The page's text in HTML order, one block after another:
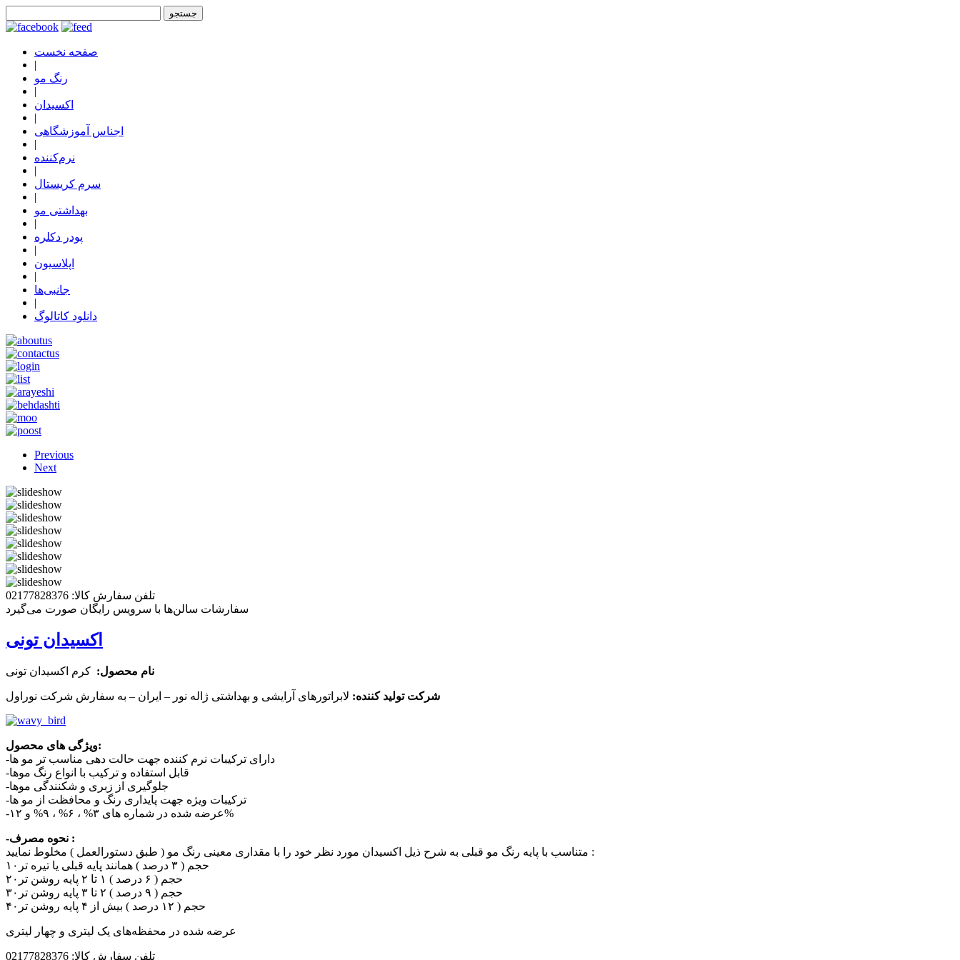
صفحه نخست
|
رنگ مو
|
اکسیدان
|
اجناس آموزشگاهی
|
نرم‌کننده
|
سرم کریستال
|
بهداشتی مو
|
پودر دکلره
|
اپلاسیون
|
جانبی‌ها
|
دانلود کاتالوگ
Previous
Next
تلفن سفارش کالا: 02177828376
سفارشات سالن‌ها با سرویس رایگان صورت می‌گیرد
اکسیدان تونی
نام محصول: کرم اکسیدان تونی
شرکت تولید کننده:‌ لابراتورهای آرایشی و بهداشتی ژاله نور – ایران – به سفارش شرکت نوراول
ویژگی های محصول:
-دارای ترکیبات نرم کننده جهت حالت دهی مناسب تر مو ها
-قابل استفاده و ترکیب با انواع رنگ موها
-جلوگیری از زبری و شکنندگی موها
-ترکیبات ویژه جهت پایداری رنگ و محافظت از مو ها
-عرضه شده در شماره های ۳% ، ۶% ، ۹% و ۱۲%
-نحوه مصرف :
متناسب با پایه رنگ مو قبلی به شرح ذیل اکسیدان مورد نظر خود را با مقداری معینی رنگ مو ( طبق دستورالعمل ) مخلوط نمایید :
۱۰حجم ( ۳ درصد ) همانند پایه قبلی یا تیره تر
۲۰حجم ( ۶ درصد ) ۱ تا ۲ پایه روشن تر
۳۰حجم ( ۹ درصد ) ۲ تا ۳ پایه روشن تر
۴۰حجم ( ۱۲ درصد ) بیش از ۴ پایه روشن تر
عرضه شده در محفظه‌های یک لیتری و چهار لیتری
تلفن سفارش کالا: 02177828376